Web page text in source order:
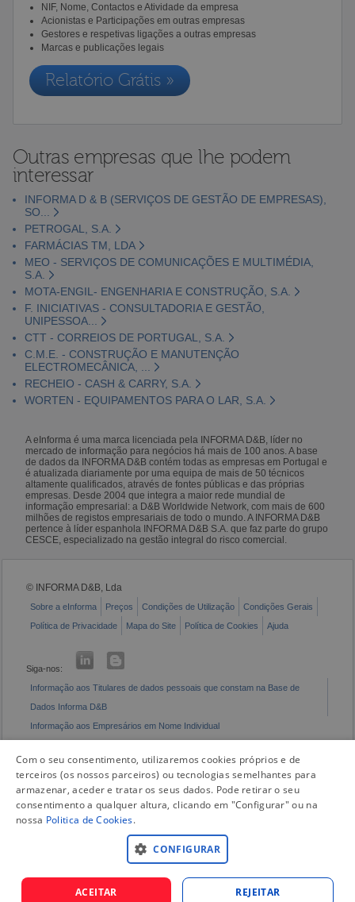
NIF, Nome, Contactos e Atividade da empresa
Acionistas e Participações em outras empresas
Gestores e respetivas ligações a outras empresas
Marcas e publicações legais
Relatório Grátis »
Outras empresas que lhe podem
interessar
INFORMA D & B (SERVIÇOS DE GESTÃO DE EMPRESAS),
SO...
PETROGAL, S.A.
FARMÁCIAS TM, LDA
MEO - SERVIÇOS DE COMUNICAÇÕES E MULTIMÉDIA,
S.A.
MOTA-ENGIL- ENGENHARIA E CONSTRUÇÃO, S.A.
F. INICIATIVAS - CONSULTADORIA E GESTÃO,
UNIPESSOA...
CTT - CORREIOS DE PORTUGAL, S.A.
C.M.E. - CONSTRUÇÃO E MANUTENÇÃO
ELECTROMECÂNICA, ...
RECHEIO - CASH & CARRY, S.A.
WORTEN - EQUIPAMENTOS PARA O LAR, S.A.
A eInforma é uma marca licenciada pela INFORMA D&B, líder no
mercado de informação para negócios há mais de 100 anos. A base
de dados da INFORMA D&B contém todas as empresas em Portugal e
é atualizada diariamente por uma equipa de mais de 50 técnicos
altamente qualificados, através de fontes públicas e das próprias
empresas. Desde 2004 que integra a maior rede mundial de
informação empresarial: a D&B Worldwide Network, com mais de 600
milhões de registos empresariais de todo o mundo. A INFORMA D&B
pertence à líder espanhola INFORMA D&B S.A. que faz parte do grupo
CESCE, especializado na gestão integral do risco comercial.
© INFORMA D&B, Lda
Sobre a eInforma Preços Condições de Utilização
Condições Gerais
Política de Privacidade
Mapa do Site Política de Cookies Ajuda
Siga-nos:
Informação aos Titulares de dados pessoais que constam na Base de
Dados Informa D&B
Informação aos Empresários em Nome Individual
Com o seu consentimento, utilizaremos cookies próprios e de
terceiros (os nossos parceiros) ou tecnologias semelhantes para
armazenar, aceder e tratar os seus dados. Pode retirar o seu
consentimento a qualquer altura, clicando em "Configurar" ou na
nossa Politica de Cookies.
CONFIGURAR
ACEITAR REJEITAR